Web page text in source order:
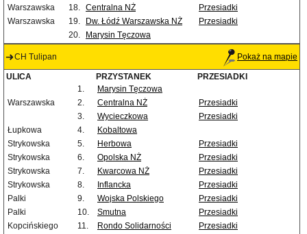
Warszawska
18. Centralna NŻ
Przesiadki
Warszawska
19. Dw. Łódź Warszawska NŻ
Przesiadki
20.
Marysin Tęczowa
CH Tulipan Pokaż na mapie
ULICA PRZYSTANEK
PRZESIADKI
1.
Marysin Tęczowa
Warszawska
2. Centralna NŻ
Przesiadki
3.
Wycieczkowa
Przesiadki
Łupkowa
4.
Kobaltowa
Strykowska
5. Herbowa
Przesiadki
Strykowska
6. Opolska NŻ
Przesiadki
Strykowska
7. Kwarcowa NŻ
Przesiadki
Strykowska
8. Inflancka
Przesiadki
Palki
9. Wojska Polskiego
Przesiadki
Palki
10. Smutna
Przesiadki
Kopcińskiego
11. Rondo Solidarności Przesiadki